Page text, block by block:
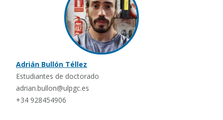
Adrián Bullón Téllez
Estudiantes de doctorado
adrian.bullon@ulpgc.es
+34 928454906